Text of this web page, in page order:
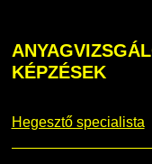
KÉPZÉSEK
Hegesztő specialista